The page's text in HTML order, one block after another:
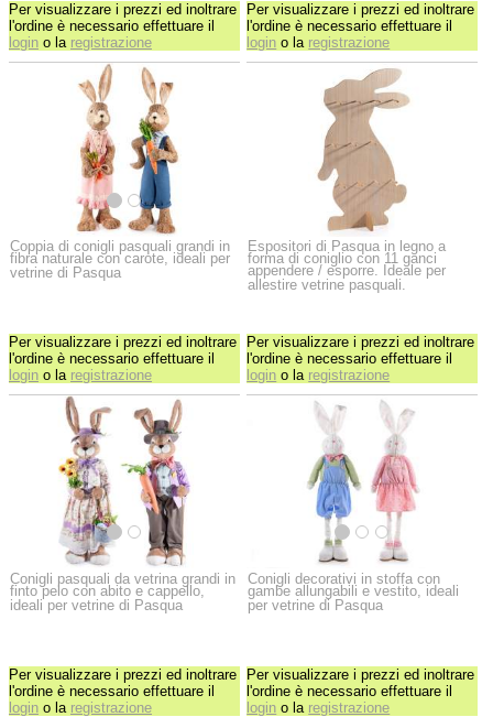
Per visualizzare i prezzi ed inoltrare
l'ordine è necessario effettuare il
login o la registrazione
Per visualizzare i prezzi ed inoltrare
l'ordine è necessario effettuare il
login o la registrazione
Coppia di conigli pasquali grandi in
fibra naturale con carote, ideali per
vetrine di Pasqua
Per visualizzare i prezzi ed inoltrare
l'ordine è necessario effettuare il
login o la registrazione
Espositori di Pasqua in legno a
forma di coniglio con 11 ganci
appendere / esporre. Ideale per
allestire vetrine pasquali.
Per visualizzare i prezzi ed inoltrare
l'ordine è necessario effettuare il
login o la registrazione
Conigli pasquali da vetrina grandi in
finto pelo con abito e cappello,
ideali per vetrine di Pasqua
Per visualizzare i prezzi ed inoltrare
l'ordine è necessario effettuare il
login o la registrazione
Conigli decorativi in stoffa con
gambe allungabili e vestito, ideali
per vetrine di Pasqua
Per visualizzare i prezzi ed inoltrare
l'ordine è necessario effettuare il
login o la registrazione